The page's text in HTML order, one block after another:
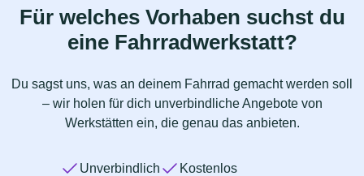
Für welches Vorhaben suchst du
eine Fahrradwerkstatt?
Du sagst uns, was an deinem Fahrrad gemacht werden soll
– wir holen für dich unverbindliche Angebote von
Werkstätten ein, die genau das anbieten.
Unverbindlich
Kostenlos